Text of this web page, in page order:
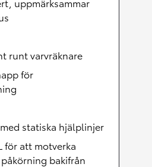
runt varvräknare
för
statiska hjälplinjer
för att motverka
bakifrån